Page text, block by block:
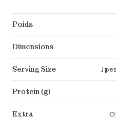
Poids
Dimensions
Serving Size 1
Protein (g)
Extra